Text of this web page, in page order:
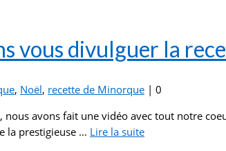
vous divulguer la
, Noël, recette de Minorque | 0
nous avons fait une vidéo avec tout notre
la prestigieuse … Lire la suite­­